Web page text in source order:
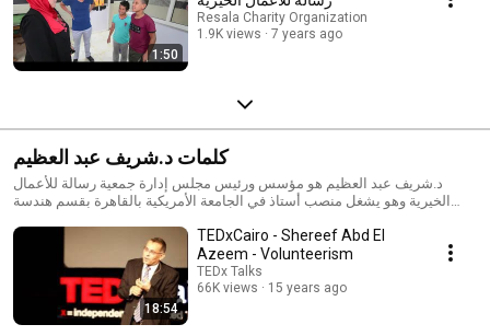
1:50
Resala Charity Organization
1.9K views
7 years ago
كلمات د.شريف عبد العظيم
د.شريف عبد العظيم هو مؤسس ورئيس مجلس إدارة جمعية رسالة للأعمال
الخيرية وهو يشغل منصب أستاذ في الجامعة الأمريكية بالقاهرة بقسم هندسة
والدورات في مجال الهندسة للطلاب الجامعيين وكذلك لطلاب الدراسات العليا،
تحت قيادته جمعية رسالة للأعمال الخيرية والتي بدأت كأسرة طلابية بكلية
الهندسة جامعة القاهرة في 25 من يونيو عام 1999 و اشهرت كجمعية أهلية غير
18:54
TEDxCairo - Shereef Abd El
Azeem - Volunteerism
TEDx Talks
66K views
15 years ago